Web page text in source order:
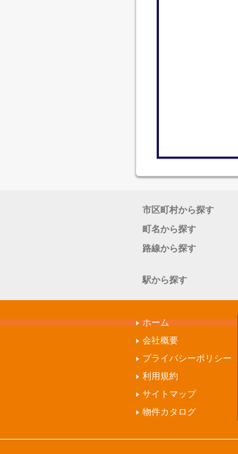
市区町村から探す
町名から探す
路線から探す
駅から探す
ホーム
会社概要
プライバシーポリシー
利用規約
サイトマップ
物件カタログ